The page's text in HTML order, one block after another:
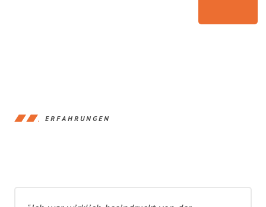
ERFAHRUNGEN